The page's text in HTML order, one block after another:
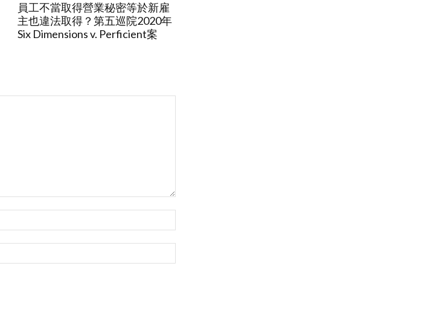
員工不當取得營業秘密等於新雇
主也違法取得？第五巡院2020年
Six Dimensions v. Perficient案